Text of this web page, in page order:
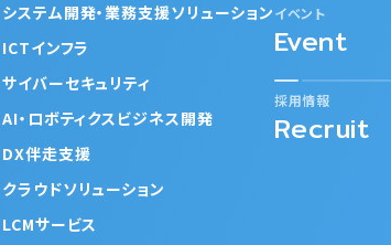
システム開発・業務支援ソリューション
ICTインフラ
サイバーセキュリティ
AI・ロボティクスビジネス開発
DX伴走支援
クラウドソリューション
LCMサービス
イベント
Event
採用情報
Recruit